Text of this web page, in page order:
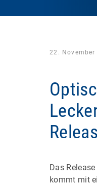
22. November
Das
kommt mit